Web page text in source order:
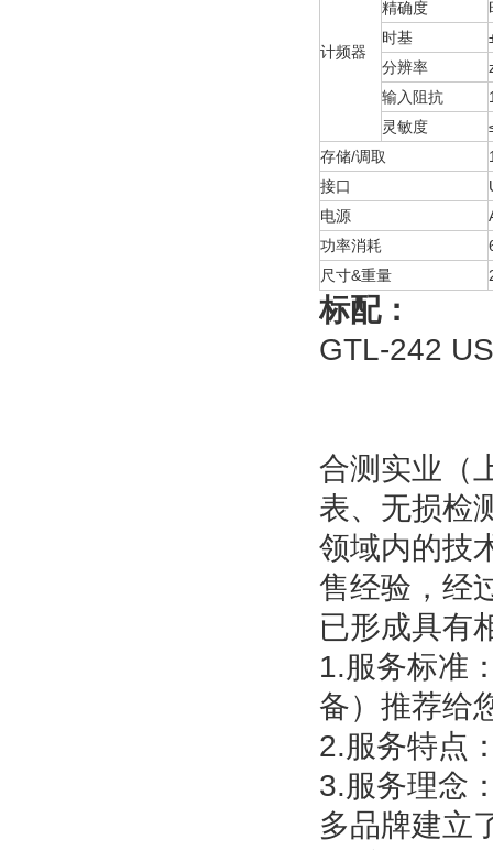
计频器
精确度
时基
分辨率
输入阻抗
灵敏度
存储/调取
接口
电源
功率消耗
尺寸&重量
标配：
GTL-242
合测实业（
表、无损检
领域内的技
售经验，经
已形成具有
1.服务标准
备）推荐给
2.服务特点
3.服务理念
多品牌建立